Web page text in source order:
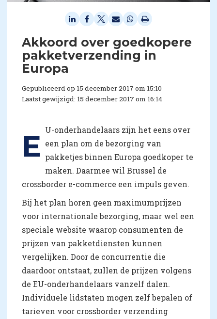
Akkoord over goedkopere
pakketverzending in
Europa
Gepubliceerd op 15 december 2017 om 15:10
Laatst gewijzigd: 15 december 2017 om 16:14
E U-onderhandelaars zijn het eens over
een plan om de bezorging van
pakketjes binnen Europa goedkoper te
maken. Daarmee wil Brussel de
crossborder e-commerce een impuls geven.
Bij het plan horen geen maximumprijzen
voor internationale bezorging, maar wel een
speciale website waarop consumenten de
prijzen van pakketdiensten kunnen
vergelijken. Door de concurrentie die
daardoor ontstaat, zullen de prijzen volgens
de EU-onderhandelaars vanzelf dalen.
Individuele lidstaten mogen zelf bepalen of
tarieven voor crossborder verzending